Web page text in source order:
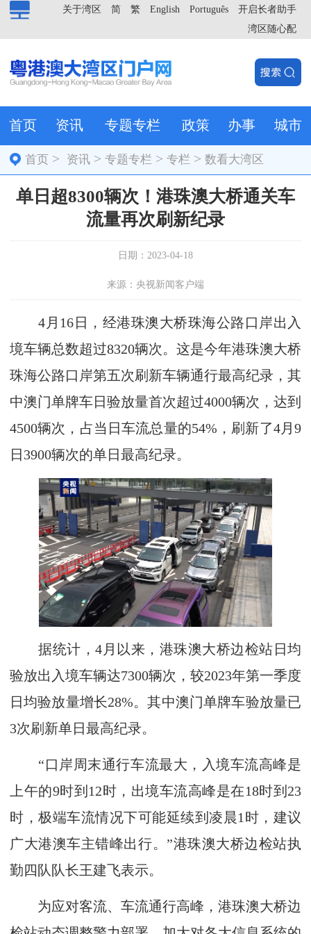
开启长者助手
Português
English
繁
简
关于湾区
湾区随心配
首页 资讯 专题专栏 政策 办事 城市
首页 > 资讯 >专题专栏 >专栏 >数看大湾区
单日超8300辆次！港珠澳大桥通关车
流量再次刷新纪录
日期：2023-04-18
来源：央视新闻客户端
4月16日，经港珠澳大桥珠海公路口岸出入
境车辆总数超过8320辆次。这是今年港珠澳大桥
珠海公路口岸第五次刷新车辆通行最高纪录，其
中澳门单牌车日验放量首次超过4000辆次，达到
4500辆次，占当日车流总量的54%，刷新了4月9
日3900辆次的单日最高纪录。
据统计，4月以来，港珠澳大桥边检站日均
验放出入境车辆达7300辆次，较2023年第一季度
日均验放量增长28%。其中澳门单牌车验放量已
3次刷新单日最高纪录。
“口岸周末通行车流最大，入境车流高峰是
上午的9时到12时，出境车流高峰是在18时到23
时，极端车流情况下可能延续到凌晨1时，建议
广大港澳车主错峰出行。”港珠澳大桥边检站执
勤四队队长王建飞表示。
为应对客流、车流通行高峰，港珠澳大桥边